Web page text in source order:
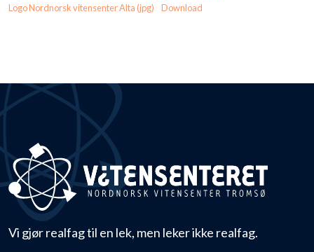
Logo Nordnorsk vitensenter Alta (jpg)
Download
Vi gjør realfag til en lek, men leker ikke realfag.